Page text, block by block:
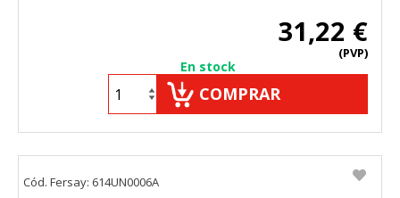
31,22 €
(PVP)
En stock
COMPRAR
Cód. Fersay: 614UN0006A